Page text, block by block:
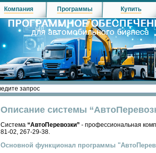
Компания Программы Купить
Описание системы
Система “АвтоПеревозки” - профессиональная
81-02, 267-29-38.
Основной функционал программы